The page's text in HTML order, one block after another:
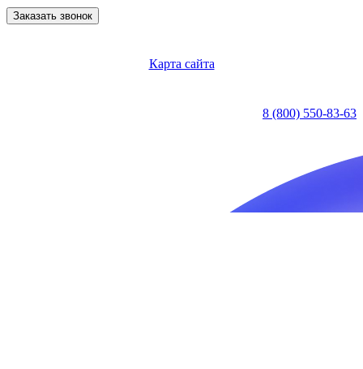
Заказать звонок
Карта сайта
8 (800) 550-83-63